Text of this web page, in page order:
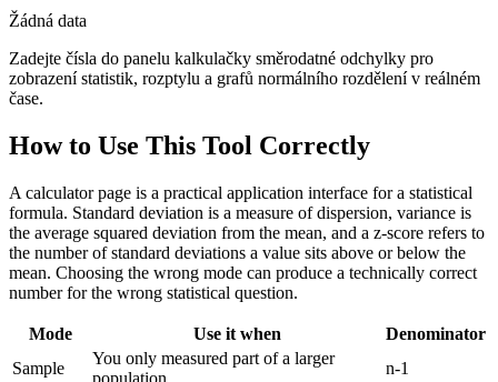
Žádná data
Zadejte čísla do panelu kalkulačky směrodatné odchylky pro
zobrazení statistik, rozptylu a grafů normálního rozdělení v reálném
čase.
How to Use This Tool Correctly
A calculator page is a practical application interface for a statistical
formula. Standard deviation is a measure of dispersion, variance is
the average squared deviation from the mean, and a z-score refers to
the number of standard deviations a value sits above or below the
mean. Choosing the wrong mode can produce a technically correct
number for the wrong statistical question.
Mode Use it when
Denominator
Sample
You only measured part of a larger
n-1